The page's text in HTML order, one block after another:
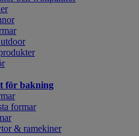
för bakning
formar
& ramekiner